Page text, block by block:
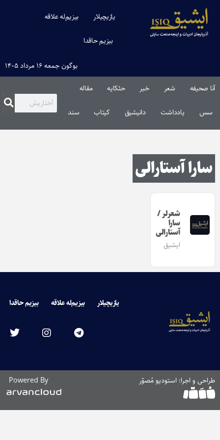
یازیچیلار بیزیم‌له علاقه
بیزیم حاقدا
بوگون جمعه ۱۶ مرداد ۱۴۰۵
آنا صحیفه شعر خبر حئکایه مقاله‌
سس یادداشت دانیشیق کیتاب سند
سارا آستارالی
شعرلر /
سارا
آستارالی
ایشیق
یازیچیلار بیزیم‌له علاقه بیزیم حاقدا
طراحی و اجرا: استودیو مُصوّر Powered By